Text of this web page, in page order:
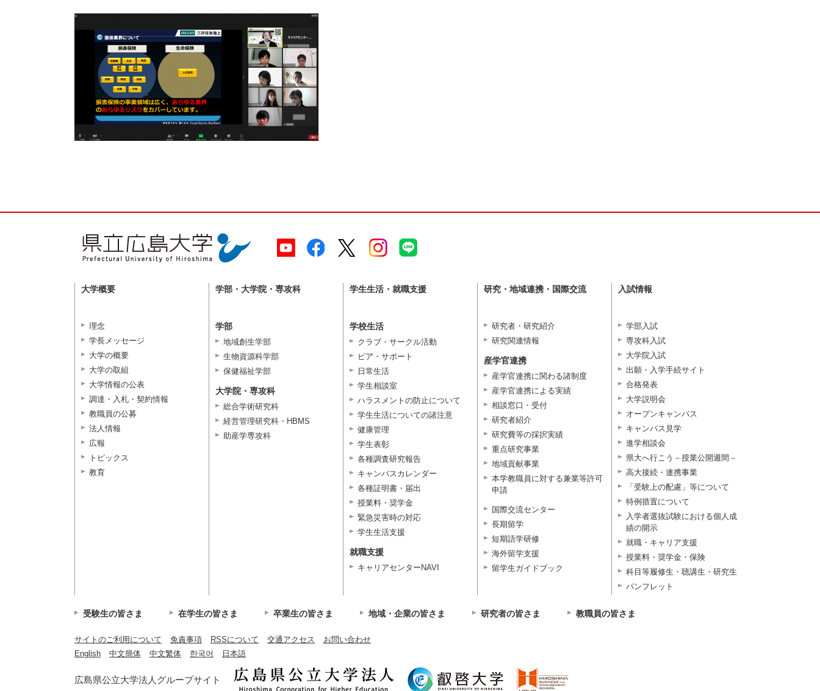
大学概要
理念
学長メッセージ
大学の概要
大学の取組
大学情報の公表
調達・入札・契約情報
教職員の公募
法人情報
広報
トピックス
教育
学部・大学院・専攻科
学部
地域創生学部
生物資源科学部
保健福祉学部
大学院・専攻科
総合学術研究科
経営管理研究科・HBMS
助産学専攻科
学生生活・就職支援
学校生活
クラブ・サークル活動
ピア・サポート
日常生活
学生相談室
ハラスメントの防止について
学生生活についての諸注意
健康管理
学生表彰
各種調査研究報告
キャンパスカレンダー
各種証明書・届出
授業料・奨学金
緊急災害時の対応
学生生活支援
就職支援
キャリアセンターNAVI
研究・地域連携・国際交流
研究者・研究紹介
研究関連情報
産学官連携
産学官連携に関わる諸制度
産学官連携による実績
相談窓口・受付
研究者紹介
研究費等の採択実績
重点研究事業
地域貢献事業
本学教職員に対する兼業等許可
申請
国際交流センター
長期留学
短期語学研修
海外留学支援
留学生ガイドブック
入試情報
学部入試
専攻科入試
大学院入試
出願・入学手続サイト
合格発表
大学説明会
オープンキャンパス
キャンパス見学
進学相談会
県大へ行こう－授業公開週間－
高大接続・連携事業
「受験上の配慮」等について
特例措置について
入学者選抜試験における個人成
績の開示
就職・キャリア支援
授業料・奨学金・保険
科目等履修生・聴講生・研究生
パンフレット
受験生の皆さま 在学生の皆さま 卒業生の皆さま 地域・企業の皆さま 研究者の皆さま 教職員の皆さま
サイトのご利用について 免責事項 RSSについて 交通アクセス
お問い合わせ
English
中文簡体 中文繁体 한국어 日本語
広島県公立大学法人グループサイト